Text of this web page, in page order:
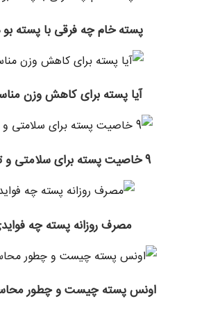
پسته خام چه فرقی با پسته بو
آیا پسته برای کاهش وزن
9 خاصیت پسته برای سلامتی و تناسب اندام
مصرف روزانه پسته چه
اونس پسته چیست و چطور